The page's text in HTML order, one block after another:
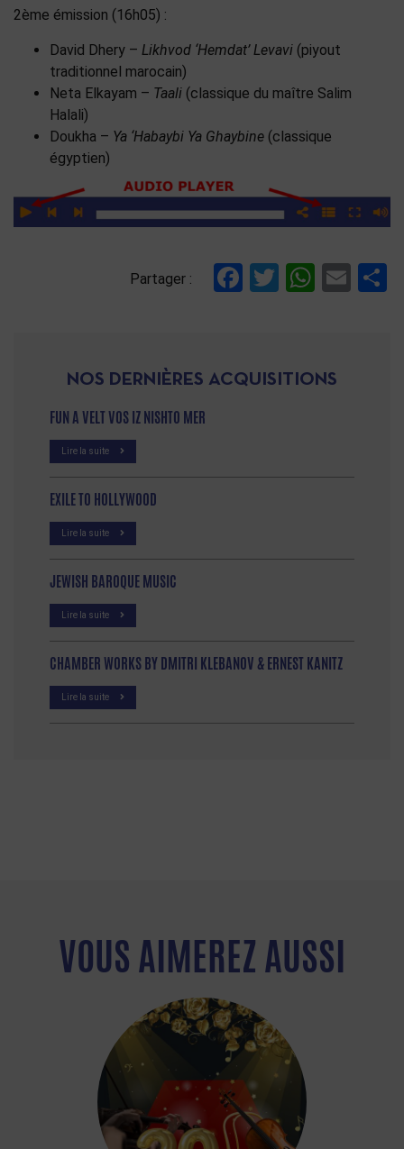
2ème émission (16h05) :
David Dhery – Likhvod ‘Hemdat’ Levavi (piyout
traditionnel marocain)
Neta Elkayam – Taali (classique du maître Salim
Halali)
Doukha – Ya ‘Habaybi Ya Ghaybine (classique
égyptien)
Partager : Facebook
Twitter
NOS DERNIÈRES ACQUISITIONS
FUN A VELT VOS IZ NISHTO MER
Lire la suite
EXILE TO HOLLYWOOD
Lire la suite
JEWISH BAROQUE MUSIC
Lire la suite
CHAMBER WORKS BY DMITRI KLEBANOV & ERNEST KANITZ
Lire la suite
VOUS AIMEREZ AUSSI